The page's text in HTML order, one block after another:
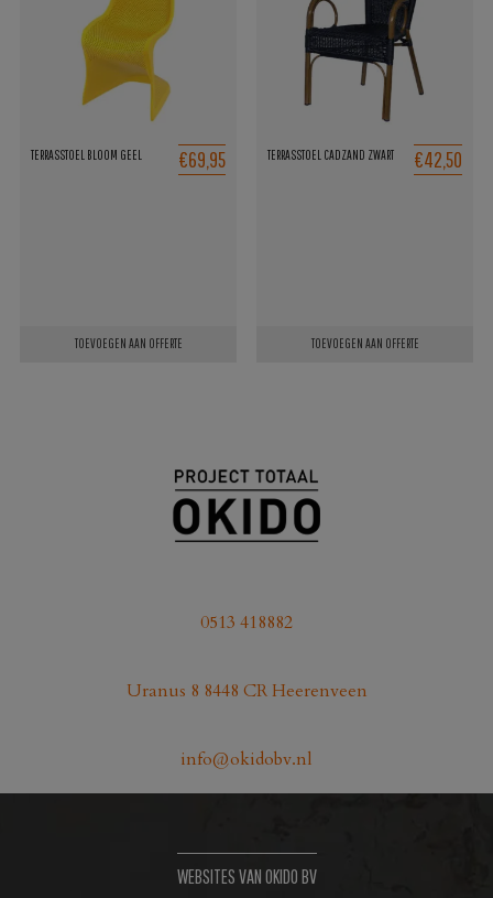
TERRASSTOEL BLOOM GEEL €69,95
TOEVOEGEN AAN OFFERTE
TERRASSTOEL CADZAND ZWART €42,50
TOEVOEGEN AAN OFFERTE
0513 418882
Uranus 8 8448 CR Heerenveen
info@okidobv.nl
WEBSITES VAN OKIDO BV